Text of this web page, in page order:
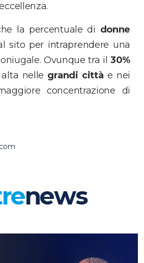
la percentuale di donne
sito per intraprendere una
Ovunque tra il 30%
nelle grandi città e nei
concentrazione di
news